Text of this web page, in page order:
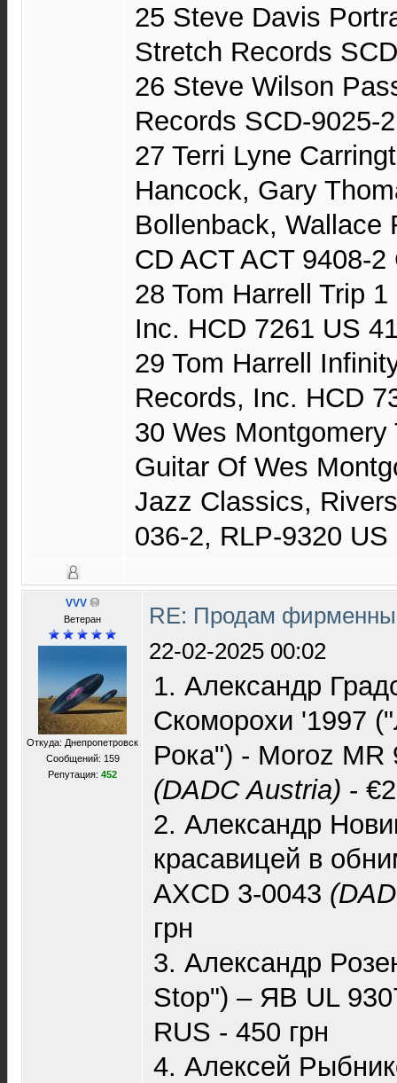
25 Steve Davis
Stretch Records
26 Steve Wilson
Records SCD-9025-
27 Terri Lyne
Hancock, Gary
Bollenback, Wallace
CD ACT ACT 9408-
28 Tom Harrell Trip
Inc. HCD 7261 US
29 Tom Harrell
Records, Inc. HCD
30 Wes
Guitar Of Wes
Jazz Classics,
036-2, RLP-9320 US
VVV
Ветеран
Откуда: Днепропетровск
Сообщений: 159
Репутация: 452
RE: Продам
22-02-2025 00:02
1. Александр
Скоморохи '1997
Рока") - Moroz
(DADC Austria) -
2. Александр
красавицей в
AXCD 3-0043
грн
3. Александр
Stop") – ЯВ UL
RUS - 450 грн
4. Алексей